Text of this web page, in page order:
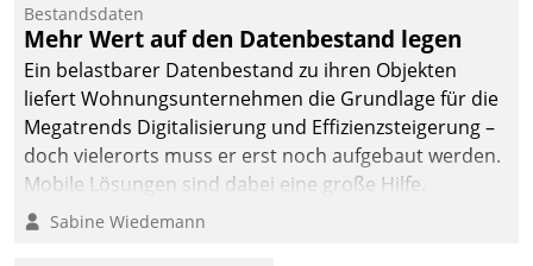
Datatrain. Die meravis
Wohnungsbau- und
Immobilien GmbH hat
sich dabei für den Betrieb
der Lösung über die SAP
Cloud Platform
entschieden - als erstes
Unternehmen am
Bestandsdaten
Mehr Wert auf den Datenbestand legen
Ein belastbarer Datenbestand zu ihren Objekten
liefert Wohnungsunternehmen die Grundlage für die
Megatrends Digitalisierung und Effizienzsteigerung –
doch vielerorts muss er erst noch aufgebaut werden.
Mobile Lösungen sind dabei eine große Hilfe.
Sabine Wiedemann